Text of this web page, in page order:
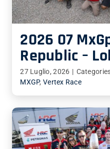
2026 07
Republic –
27 Luglio, 2026 |
MXGP, Vertex Race